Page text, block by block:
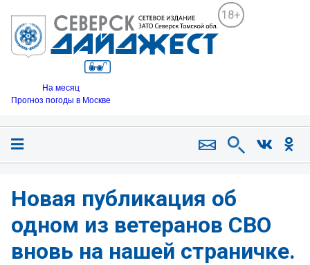
18+
На месяц
Прогноз погоды в Москве
Новая публикация об
одном из ветеранов СВО
вновь на нашей страничке.